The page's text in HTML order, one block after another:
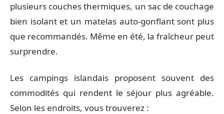
plusieurs couches thermiques, un sac de couchage
bien isolant et un matelas auto-gonflant sont plus
que recommandés. Même en été, la fraîcheur peut
surprendre.
Les campings islandais proposent souvent des
commodités qui rendent le séjour plus agréable.
Selon les endroits, vous trouverez :